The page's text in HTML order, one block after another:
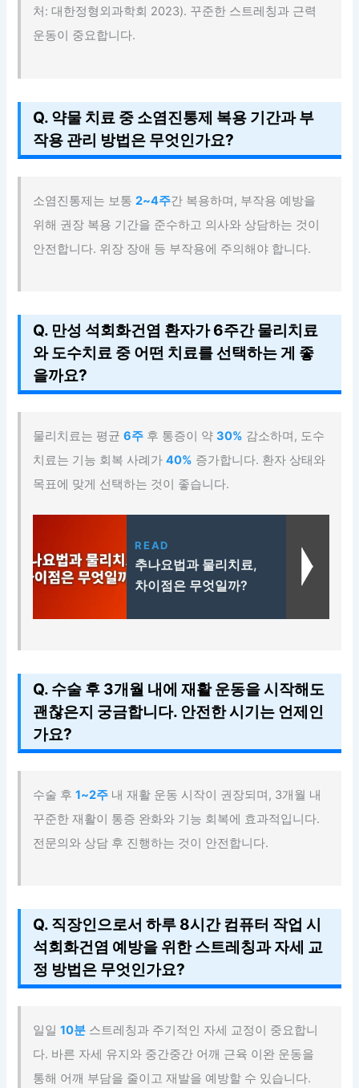
처: 대한정형외과학회 2023). 꾸준한 스트레칭과 근력
운동이 중요합니다.
Q. 약물 치료 중 소염진통제 복용 기간과 부
작용 관리 방법은 무엇인가요?
소염진통제는 보통2~4주간 복용하며, 부작용 예방을
위해 권장 복용 기간을 준수하고 의사와 상담하는 것이
안전합니다. 위장 장애 등 부작용에 주의해야 합니다.
Q. 만성 석회화건염 환자가 6주간 물리치료
와 도수치료 중 어떤 치료를 선택하는 게 좋
을까요?
물리치료는 평균6주 후 통증이 약30% 감소하며, 도수
치료는 기능 회복 사례가40% 증가합니다. 환자 상태와
목표에 맞게 선택하는 것이 좋습니다.
READ
추나요법과 물리치료,
차이점은 무엇일까?
Q. 수술 후 3개월 내에 재활 운동을 시작해도
괜찮은지 궁금합니다. 안전한 시기는 언제인
가요?
수술 후1~2주 내 재활 운동 시작이 권장되며, 3개월 내
꾸준한 재활이 통증 완화와 기능 회복에 효과적입니다.
전문의와 상담 후 진행하는 것이 안전합니다.
Q. 직장인으로서 하루 8시간 컴퓨터 작업 시
석회화건염 예방을 위한 스트레칭과 자세 교
정 방법은 무엇인가요?
일일10분 스트레칭과 주기적인 자세 교정이 중요합니
다. 바른 자세 유지와 중간중간 어깨 근육 이완 운동을
통해 어깨 부담을 줄이고 재발을 예방할 수 있습니다.